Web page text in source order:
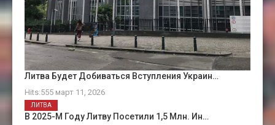
Литва Будет Добиваться Вступления Украин…
Hits:555 март 11, 2026
В 2025-М Году Литву Посетили 1,5 Млн. Ин…
ЛИТВА